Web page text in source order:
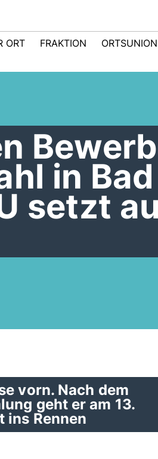
ORT FRAKTION
in Bad
setzt
vorn. Nach dem
geht er am 13.
ins Rennen